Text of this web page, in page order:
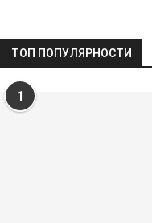
ТОП ПОПУЛЯРНОСТИ
1